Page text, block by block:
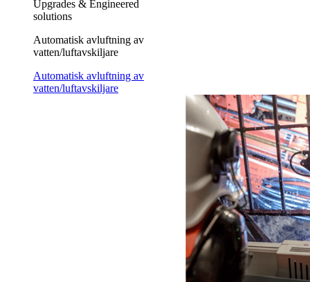
Upgrades & Engineered
solutions
Automatisk avluftning av
vatten/luftavskiljare
Automatisk avluftning av
vatten/luftavskiljare